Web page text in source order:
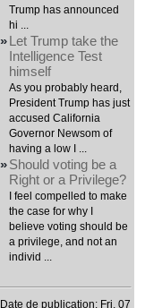
Trump has announced
hi ...
»Let Trump take the
Intelligence Test
himself
As you probably heard,
President Trump has just
accused California
Governor Newsom of
having a low I ...
»Should voting be a
Right or a Privilege?
I feel compelled to make
the case for why I
believe voting should be
a privilege, and not an
individ ...
Date de publication: Fri, 07